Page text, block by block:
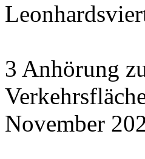
3 Anhörung
November